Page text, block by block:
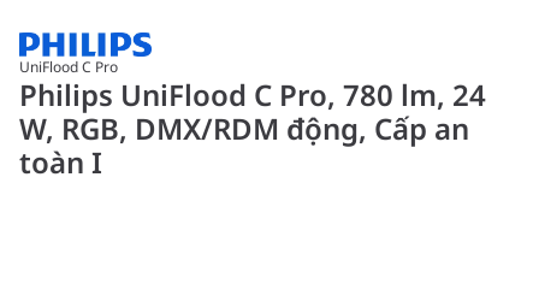
UniFlood C Pro
Philips UniFlood C Pro, 780 lm, 24
W, RGB, DMX/RDM động, Cấp an
toàn I